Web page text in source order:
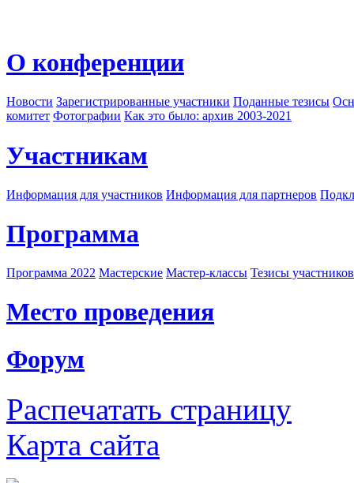
О конференции
Новости Зарегистрированные участники Поданные тезисы
комитет Фотографии Как это было: архив 2003-2021
Участникам
Информация для участников Информация для партнеров
Программа
Программа 2022 Мастерские Мастер-классы Тезисы
Место проведения
Форум
Распечатать страницу
Карта сайта